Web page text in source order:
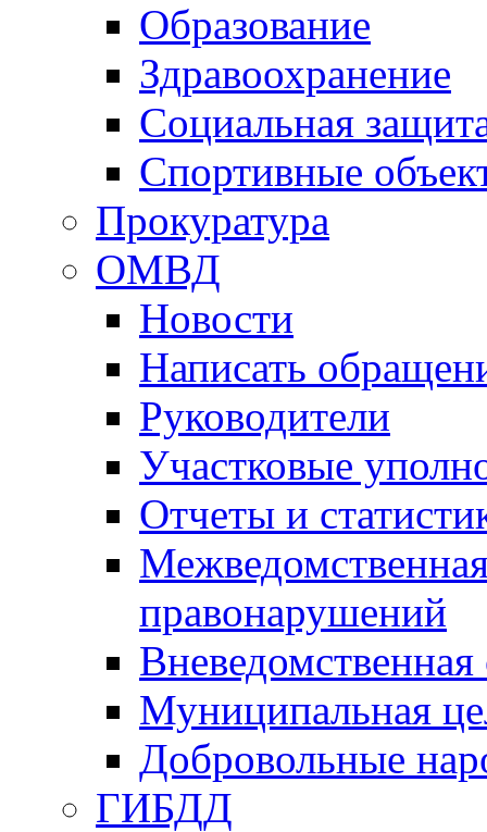
Образование
Здравоохранение
Социальная
Спортивные
Прокуратура
ОМВД
Новости
Написать
Руководители
Участковые
Отчеты и
правонарушений
Вневедомственная
Муниципальная
Добровольные
ГИБДД